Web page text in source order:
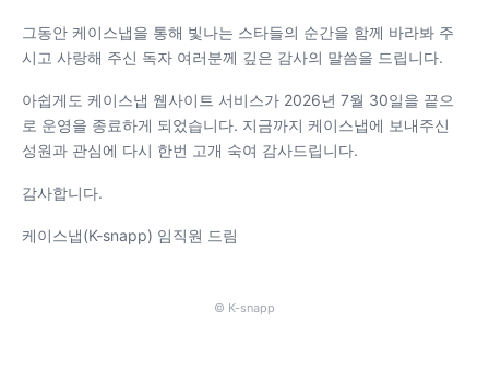
그동안 케이스냅을 통해 빛나는 스타들의 순간을 함께 바라봐 주
시고 사랑해 주신 독자 여러분께 깊은 감사의 말씀을 드립니다.
아쉽게도 케이스냅 웹사이트 서비스가 2026년 7월 30일을 끝으
로 운영을 종료하게 되었습니다. 지금까지 케이스냅에 보내주신
성원과 관심에 다시 한번 고개 숙여 감사드립니다.
감사합니다.
케이스냅(K-snapp) 임직원 드림
© K-snapp